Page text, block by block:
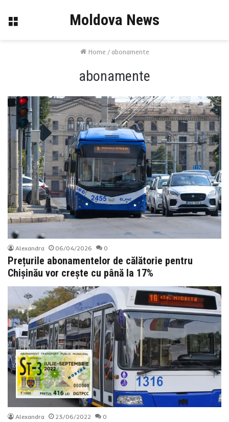
Menu Moldova News
Home / abonamente
abonamente
Alexandra 06/04/2026 0
Prețurile abonamentelor de călătorie pentru
Chișinău vor crește cu până la 17%
Alexandra 23/06/2022 0